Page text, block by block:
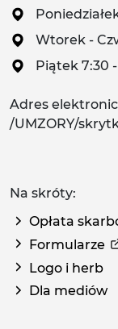
Wtorek -
Piątek 7:30
Adres
/UMZORY/
Na skróty:
Opłata
Formularze
Logo i herb
Dla mediów